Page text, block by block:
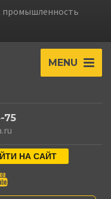
промышленность
MENU
75
НА САЙТ